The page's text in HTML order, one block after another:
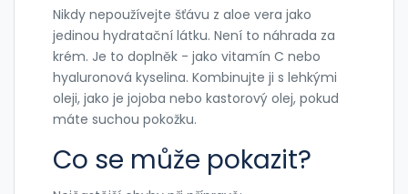
Nikdy nepoužívejte šťávu z aloe vera jako
jedinou hydratační látku. Není to náhrada za
krém. Je to doplněk - jako vitamín C nebo
hyaluronová kyselina. Kombinujte ji s lehkými
oleji, jako je jojoba nebo kastorový olej, pokud
máte suchou pokožku.
Co se může pokazit?